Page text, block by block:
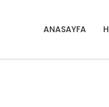
ANASAYFA